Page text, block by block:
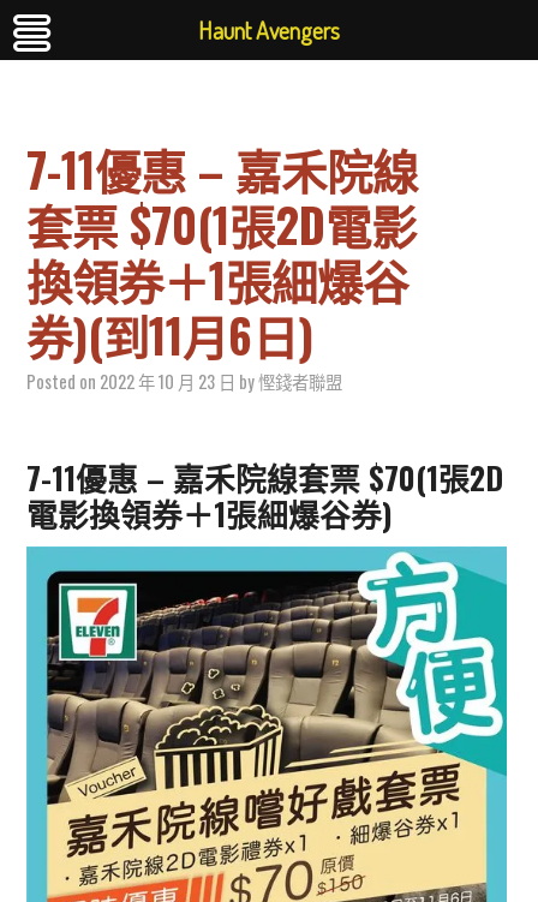
7-11優惠 – 嘉禾院線
套票 $70(1張2D電影
換領券＋1張細爆谷
券)(到11月6日)
Posted on 2022 年 10 月 23 日 by慳錢者聯盟
7-11優惠 – 嘉禾院線套票 $70(1張2D
電影換領券＋1張細爆谷券)
Haunt Avengers